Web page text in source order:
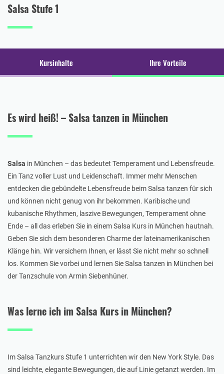
Salsa Stufe 1
Kursinhalte Ihre Vorteile
Es wird heiß! – Salsa tanzen in München
Salsa in München – das bedeutet Temperament und Lebensfreude.
Ein Tanz voller Lust und Leidenschaft. Immer mehr Menschen
entdecken die gebündelte Lebensfreude beim Salsa tanzen für sich
und können nicht genug von ihr bekommen. Karibische und
kubanische Rhythmen, laszive Bewegungen, Temperament ohne
Ende – all das erleben Sie in einem Salsa Kurs in München hautnah.
Geben Sie sich dem besonderen Charme der lateinamerikanischen
Klänge hin. Wir versichern Ihnen, er lässt Sie nicht mehr so schnell
los. Kommen Sie vorbei und lernen Sie Salsa tanzen in München bei
der Tanzschule von Armin Siebenhüner.
Was lerne ich im Salsa Kurs in München?
Im Salsa Tanzkurs Stufe 1 unterrichten wir den New York Style. Das
sind leichte, elegante Bewegungen, die auf Linie getanzt werden. Im